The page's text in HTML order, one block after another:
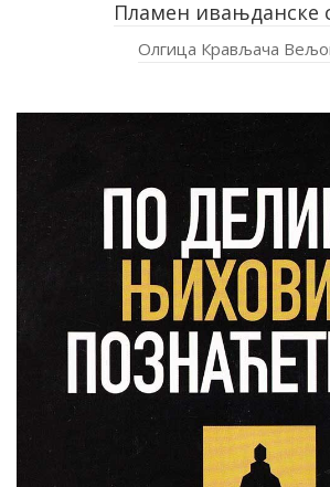
Пламен ивањданске
Олгица Крављача